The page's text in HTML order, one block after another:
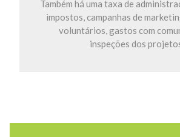
Também há uma taxa de
impostos, campanhas de
voluntários, gastos com
inspeções dos